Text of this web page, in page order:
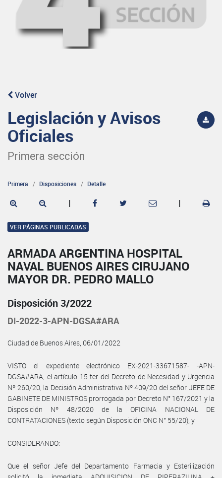
Volver
Legislación y Avisos
Oficiales
Primera sección
Primera Disposiciones Detalle
| |
VER PÁGINAS PUBLICADAS
ARMADA ARGENTINA HOSPITAL
NAVAL BUENOS AIRES CIRUJANO
MAYOR DR. PEDRO MALLO
Disposición 3/2022
DI-2022-3-APN-DGSA#ARA
Ciudad de Buenos Aires, 06/01/2022
VISTO el expediente electrónico EX-2021-33671587- -APN-
DGSA#ARA, el artículo 15 ter del Decreto de Necesidad y Urgencia
Nº 260/20, la Decisión Administrativa Nº 409/20 del señor JEFE DE
GABINETE DE MINISTROS prorrogada por Decreto N° 167/2021 y la
Disposición Nº 48/2020 de la OFICINA NACIONAL DE
CONTRATACIONES (texto según Disposición ONC N° 55/20), y
CONSIDERANDO:
Que el señor Jefe del Departamento Farmacia y Esterilización